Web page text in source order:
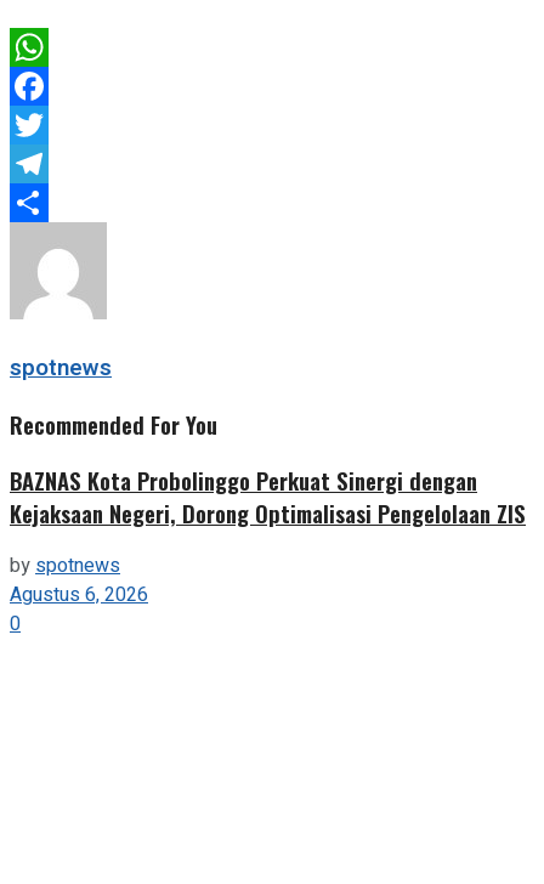
WhatsApp
Facebook
Twitter
Telegram
Share
spotnews
Recommended For You
BAZNAS Kota Probolinggo Perkuat Sinergi dengan
Kejaksaan Negeri, Dorong Optimalisasi Pengelolaan ZIS
byspotnews
Agustus 6, 2026
0